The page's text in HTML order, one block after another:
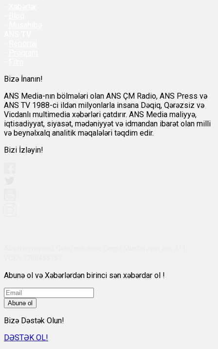
Bizə İnanın!
ANS Media-nın bölmələri olan ANS ÇM Radio, ANS Press və
ANS TV 1988-ci ildən milyonlarla insana Dəqiq, Qərəzsiz və
Vicdanlı multimedia xəbərləri çatdırır. ANS Media maliyyə,
iqtisadiyyat, siyasət, mədəniyyət və idmandan ibarət olan milli
və beynəlxalq analitik məqalələri təqdim edir.
Bizi İzləyin!
Abunə ol və Xəbərlərdən birinci sən xəbərdar ol !
Abunə ol
Bizə Dəstək Olun!
DƏSTƏK OL!